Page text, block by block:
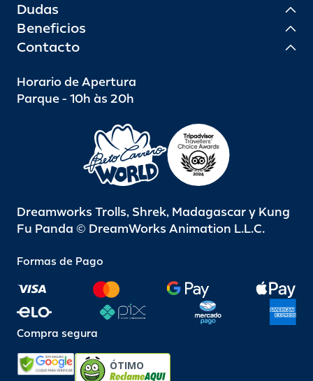
Dudas
Beneficios
Contacto
Horario de Apertura
Parque - 10h às 20h
Dreamworks Trolls, Shrek, Madagascar y Kung
Fu Panda © DreamWorks Animation L.L.C.
Formas de Pago
Compra segura
ÓTIMO